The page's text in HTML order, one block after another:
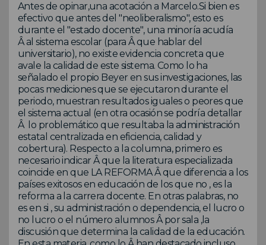
Antes de opinar,una acotación a Marcelo.Si bien es
efectivo que antes del "neoliberalismo", esto es
durante el "estado docente", una minoría acudía
Â al sistema escolar (para Â que hablar del
universitario), no existe evidencia concreta que
avale la calidad de este sistema. Como lo ha
señalado el propio Beyer en sus investigaciones, las
pocas mediciones que se ejecutaron durante el
periodo, muestran resultados iguales o peores que
el sistema actual (en otra ocasión se podría detallar
Â lo problemático que resultaba la administración
estatal centralizada en eficiencia, calidad y
cobertura). Respecto a la columna, primero es
necesario indicar Â que la literatura especializada
coincide en que LA REFORMA Â que diferencia a los
países exitosos en educación de los que no , es la
reforma a la carrera docente. En otras palabras, no
es en si , su administración o dependencia, el lucro o
no lucro o el número alumnos Â por sala ,la
discusión que determina la calidad de la educación.